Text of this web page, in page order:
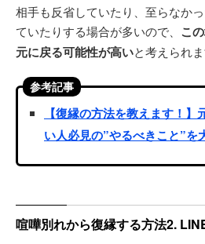
相手も反省していたり、至らなか
ていたりする場合が多いので、 こ
元に戻る可能性が高いと考えられま
参考記事
【復縁の方法を教えます！
い人必見の”やるべきこと”を
喧嘩別れから復縁する方法2.